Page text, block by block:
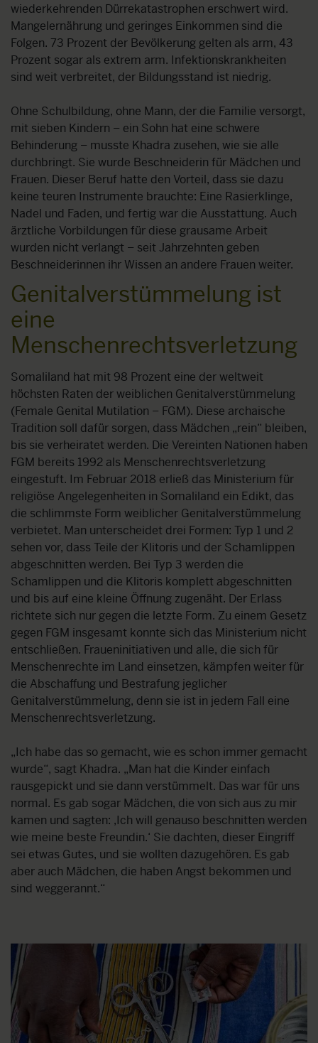
wiederkehrenden Dürrekatastrophen erschwert wird.
Mangelernährung und geringes Einkommen sind die
Folgen. 73 Prozent der Bevölkerung gelten als arm, 43
Prozent sogar als extrem arm. Infektionskrankheiten
sind weit verbreitet, der Bildungsstand ist niedrig.
Ohne Schulbildung, ohne Mann, der die Familie versorgt,
mit sieben Kindern – ein Sohn hat eine schwere
Behinderung – musste Khadra zusehen, wie sie alle
durchbringt. Sie wurde Beschneiderin für Mädchen und
Frauen. Dieser Beruf hatte den Vorteil, dass sie dazu
keine teuren Instrumente brauchte: Eine Rasierklinge,
Nadel und Faden, und fertig war die Ausstattung. Auch
ärztliche Vorbildungen für diese grausame Arbeit
wurden nicht verlangt – seit Jahrzehnten geben
Beschneiderinnen ihr Wissen an andere Frauen weiter.
Genitalverstümmelung ist
eine
Menschenrechtsverletzung
Somaliland hat mit 98 Prozent eine der weltweit
höchsten Raten der weiblichen Genitalverstümmelung
(Female Genital Mutilation – FGM). Diese archaische
Tradition soll dafür sorgen, dass Mädchen „rein“ bleiben,
bis sie verheiratet werden. Die Vereinten Nationen haben
FGM bereits 1992 als Menschenrechtsverletzung
eingestuft. Im Februar 2018 erließ das Ministerium für
religiöse Angelegenheiten in Somaliland ein Edikt, das
die schlimmste Form weiblicher Genitalverstümmelung
verbietet. Man unterscheidet drei Formen: Typ 1 und 2
sehen vor, dass Teile der Klitoris und der Schamlippen
abgeschnitten werden. Bei Typ 3 werden die
Schamlippen und die Klitoris komplett abgeschnitten
und bis auf eine kleine Öffnung zugenäht. Der Erlass
richtete sich nur gegen die letzte Form. Zu einem Gesetz
gegen FGM insgesamt konnte sich das Ministerium nicht
entschließen. Fraueninitiativen und alle, die sich für
Menschenrechte im Land einsetzen, kämpfen weiter für
die Abschaffung und Bestrafung jeglicher
Genitalverstümmelung, denn sie ist in jedem Fall eine
Menschenrechtsverletzung.
„Ich habe das so gemacht, wie es schon immer gemacht
wurde“, sagt Khadra. „Man hat die Kinder einfach
rausgepickt und sie dann verstümmelt. Das war für uns
normal. Es gab sogar Mädchen, die von sich aus zu mir
kamen und sagten: ‚Ich will genauso beschnitten werden
wie meine beste Freundin.‘ Sie dachten, dieser Eingriff
sei etwas Gutes, und sie wollten dazugehören. Es gab
aber auch Mädchen, die haben Angst bekommen und
sind weggerannt.“